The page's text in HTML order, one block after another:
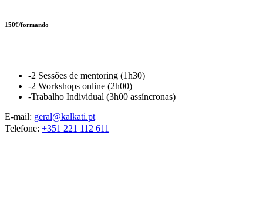
150€/formando
-2 Sessões de mentoring (1h30)
-2 Workshops online (2h00)
-Trabalho Individual (3h00 assíncronas)
E-mail: geral@kalkati.pt
Telefone: +351 221 112 611